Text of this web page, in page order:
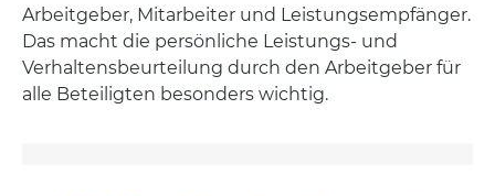
Arbeitgeber, Mitarbeiter und Leistungsempfänger.
Das macht die persönliche Leistungs- und
Verhaltensbeurteilung durch den Arbeitgeber für
alle Beteiligten besonders wichtig.